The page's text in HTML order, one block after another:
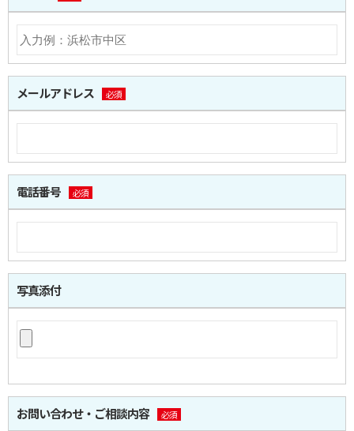
メールアドレス 必須
電話番号 必須
写真添付
お問い合わせ・ご相談内容 必須